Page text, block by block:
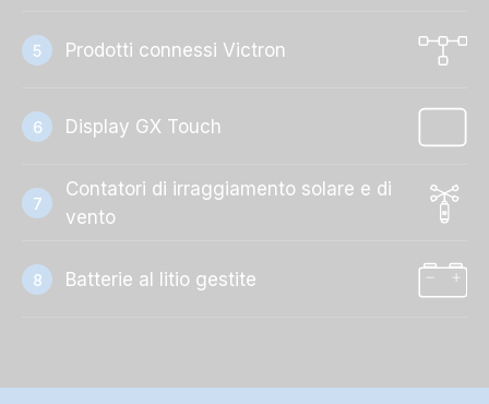
5 Prodotti connessi Victron
6 Display GX Touch
7
Contatori di irraggiamento solare e di
vento
8 Batterie al litio gestite